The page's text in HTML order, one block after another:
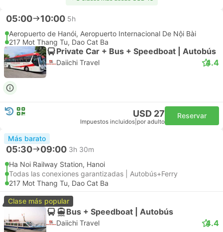
05:00 10:00 5h
Aeropuerto de Hanói, Aeropuerto Internacional De Nội Bài
217 Mot Thang Tu, Dao Cat Ba
Private Car + Bus + Speedboat | Autobús
Daiichi Travel 4.4
USD 27
Impuestos incluidos por adulto
Reservar
Más barato
05:30 09:00 3h 30m
Ha Noi Railway Station, Hanoi
Todas las conexiones garantizadas | Autobús+Ferry
217 Mot Thang Tu, Dao Cat Ba
Clase más popular
Bus + Speedboat | Autobús
Daiichi Travel 4.4